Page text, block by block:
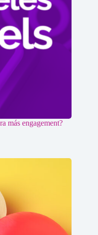
más engagement?